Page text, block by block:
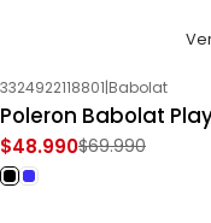
-30%OFF
3324922118801|Babolat
Poleron Babolat
$48.990$69.990